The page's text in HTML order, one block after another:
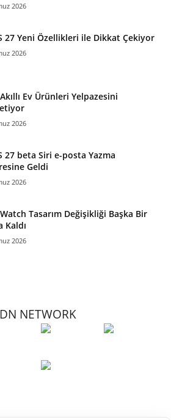
2026
27 Yeni Özellikleri ile Dikkat Çekiyor
2026
Ev Ürünleri Yelpazesini
2026
27 beta Siri e-posta Yazma
Geldi
2026
Tasarım Değişikliği Başka Bir
Kaldı
2026
NETWORK